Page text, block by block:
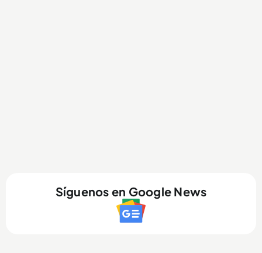
Síguenos en Google News